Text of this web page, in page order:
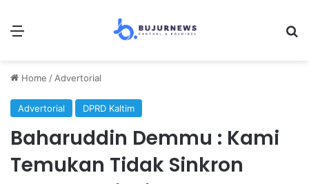
Home / Advertorial
Advertorial DPRD Kaltim
Baharuddin Demmu : Kami
Temukan Tidak Sinkron